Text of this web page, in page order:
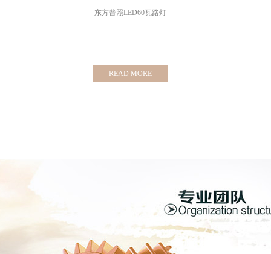
东方普照LED60瓦路灯
READ MORE